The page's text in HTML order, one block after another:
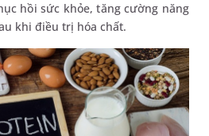
hồi sức khỏe, tăng cường năng
khi điều trị hóa chất.